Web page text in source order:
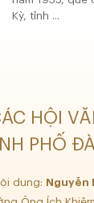
Kỳ, tỉnh ...
HỘI
PHỐ
dung: Nguyễn